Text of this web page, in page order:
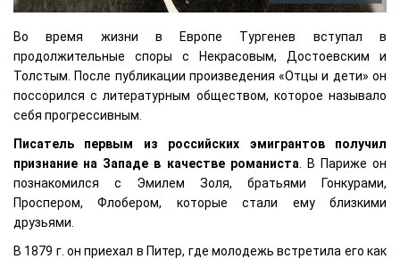
Во время жизни в Европе Тургенев вступал в
продолжительные споры с Некрасовым, Достоевским и
Толстым. После публикации произведения «Отцы и дети» он
поссорился с литературным обществом, которое называло
себя прогрессивным.
Писатель первым из российских эмигрантов получил
признание на Западе в качестве романиста . В Париже он
познакомился с Эмилем Золя, братьями Гонкурами,
Проспером, Флобером, которые стали ему близкими
друзьями.
В 1879 г. он приехал в Питер, где молодежь встретила его как